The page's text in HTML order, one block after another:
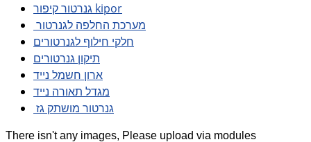
גנרטור קיפור kipor
מערכת החלפה לגנרטור
חלקי חילוף לגנרטורים
תיקון גנרטורים
ארון חשמל נייד
מגדל תאורה נייד
גנרטור מושתק גז
There isn't any images, Please upload via modules